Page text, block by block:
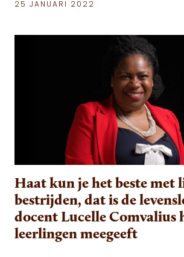
25 JANUARI 2022
Haat kun je het beste met
bestrijden, dat is de
docent Lucelle Comvalius
leerlingen meegeeft